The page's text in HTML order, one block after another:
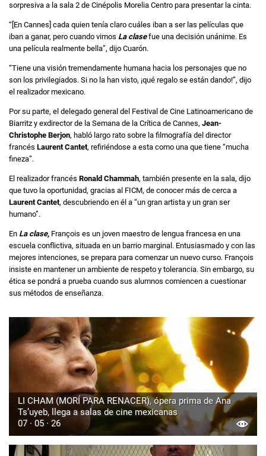
sorpresiva a la sala 2 de Cinépolis Morelia Centro para presentar la cinta.
“[En Cannes] cada quien tenía claro cuáles iban a ser las películas que
iban a ganar, pero cuando vimos La clasefue una decisión unánime. Es
una película realmente bella”, dijo Cuarón.
“Tiene una visión tremendamente humana hacia los personajes que no
son los privilegiados. Si no la han visto, ¡qué regalo se están dando!”, dijo
el realizador mexicano.
Por su parte, el delegado general del Festival de Cine Latinoamericano de
Biarritz y exdirector de la Semana de la Crítica de Cannes, Jean-
Christophe Berjon, habló largo rato sobre la filmografía del director
francés Laurent Cantet, refiriéndose a esta como una que tiene “mucha
fineza”.
El realizador francés Ronald Chammah, también presente en la sala, dijo
que tuvo la oportunidad, gracias al FICM, de conocer más de cerca a
Laurent Cantet, descubriendo en él a “un gran artista y un gran ser
humano”.
En La clase, François es un joven maestro de lengua francesa en una
escuela conflictiva, situada en un barrio marginal. Entusiasmado y con las
mejores intenciones, se prepara para comenzar un nuevo curso. François
insiste en mantener un ambiente de respeto y tolerancia. Sin embargo, su
ética se pondrá a prueba cuando sus alumnos comiencen a cuestionar
sus métodos de enseñanza.
LI CHAM (MORÍ PARA RENACER), ópera prima de Ana
Ts’uyeb, llega a salas de cine mexicanas
07 · 05 · 26